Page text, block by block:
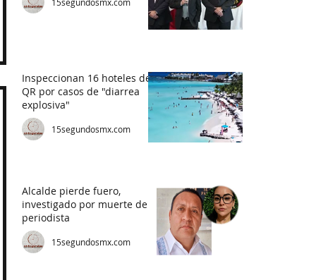
Inspeccionan 16 hoteles de
QR por casos de "diarrea
explosiva"
15segundosmx.com
Alcalde pierde fuero,
investigado por muerte de
periodista
15segundosmx.com